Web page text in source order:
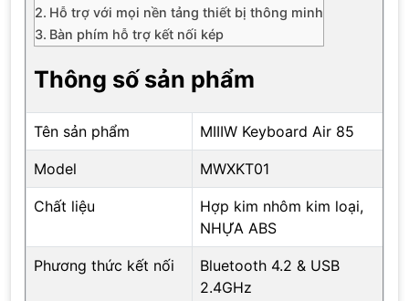
Hỗ trợ với mọi nền tảng thiết bị thông minh
Bàn phím hỗ trợ kết nối kép
Thông số sản phẩm
Tên sản phẩm MIIIW Keyboard Air 85
Model MWXKT01
Chất liệu
Hợp kim nhôm kim loại,
NHỰA ABS
Phương thức kết nối
Bluetooth 4.2 & USB
2.4GHz